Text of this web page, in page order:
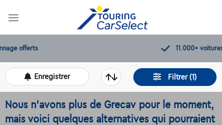
Filtrer (1)
Enregistrer
Nous n'avons plus de Grecav pour le moment,
mais voici quelques alternatives qui pourraient